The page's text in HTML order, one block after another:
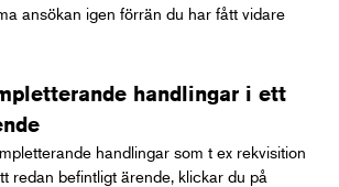
ansökan igen förrän du har fått vidare
handlingar i ett
handlingar som t ex rekvisition
redan befintligt ärende, klickar du på